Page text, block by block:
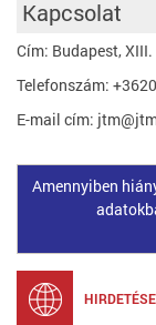
Kapcsolat
Cím: Budapest,
Telefonszám:
E-mail cím:
Amennyiben